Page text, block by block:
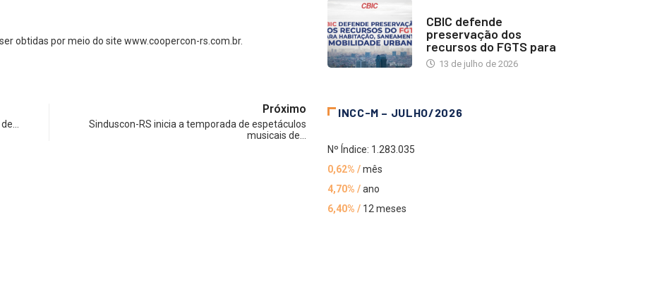
obtidas por meio do site www.coopercon-rs.com.br.
Próximo
Sinduscon-RS inicia a temporada de espetáculos
musicais de…
CBIC defende
preservação dos
recursos do FGTS para
13 de julho de 2026
INCC-M – JULHO/2026
Nº Índice: 1.283.035
0,62% /mês
4,70% /ano
6,40% / 12 meses